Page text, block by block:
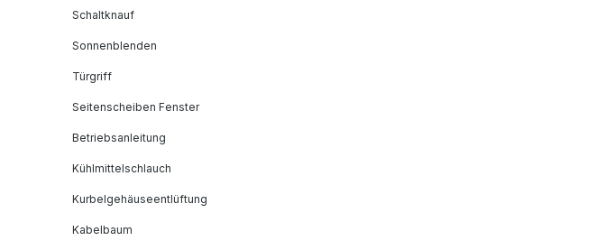
Schaltknauf
Sonnenblenden
Türgriff
Seitenscheiben Fenster
Betriebsanleitung
Kühlmittelschlauch
Kurbelgehäuseentlüftung
Kabelbaum